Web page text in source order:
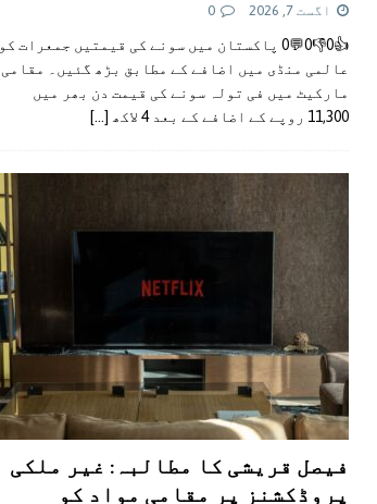
اگست 7, 2026 0
👍0👎0💬0 پاکستان میں سونے کی قیمتیں جمعرات کو
عالمی منڈی میں اضافے کے مطابق بڑھ گئیں۔ مقامی
مارکیٹ میں فی تولہ سونے کی قیمت دن بھر میں
11,300 روپے کے اضافے کے بعد 4 لاکھ
[...]
فیصل قریشی کا مطالبہ: غیر ملکی
پروڈکشنز پر مقامی مواد کو